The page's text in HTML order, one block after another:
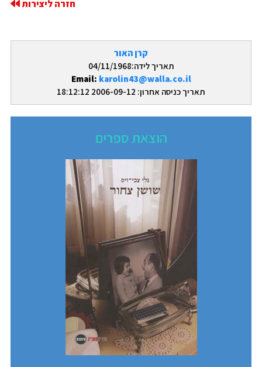
קרן האור
תאריך לידה:04/11/1968
Email: karolin43@walla.co.il
תאריך כניסה אחרון: 2006-09-12 18:12:12
הוצאת ספרים
חזרה ליצירות